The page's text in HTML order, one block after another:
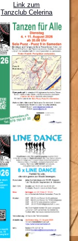
Link zum
Tanzclub Celerina